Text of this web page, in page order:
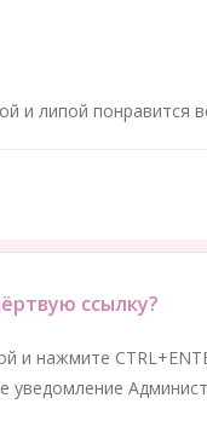
и липой понравится
ссылку?
и нажмите